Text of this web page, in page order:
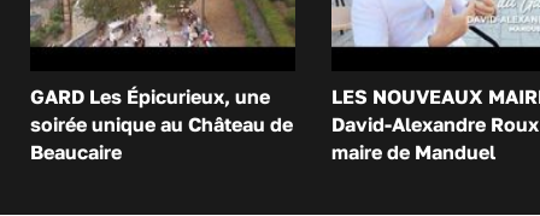
GARD Les Épicurieux, une
soirée unique au Château de
Beaucaire
LES NOUVEAUX
David-Alexandre
maire de Manduel